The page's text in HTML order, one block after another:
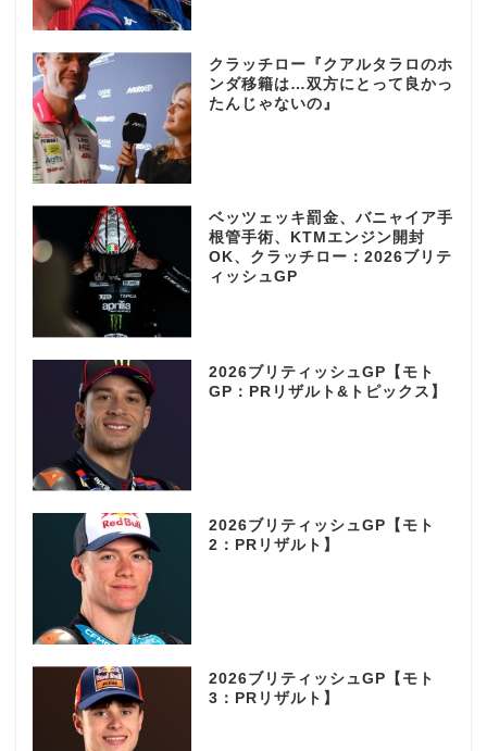
クラッチロー『クアルタラロのホ
ンダ移籍は…双方にとって良かっ
たんじゃないの』
ベッツェッキ罰金、バニャイア手
根管手術、KTMエンジン開封
OK、クラッチロー：2026ブリテ
ィッシュGP
2026ブリティッシュGP【モト
GP：PRリザルト&トピックス】
2026ブリティッシュGP【モト
2：PRリザルト】
2026ブリティッシュGP【モト
3：PRリザルト】